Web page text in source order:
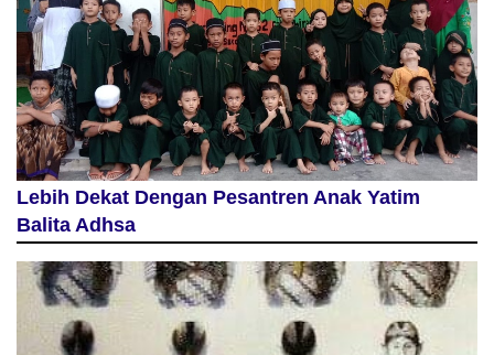
Lebih Dekat Dengan Pesantren Anak Yatim
Balita Adhsa